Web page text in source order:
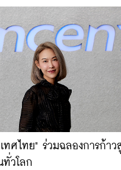
ทศไทย" ร่วมฉลองการก้า
ทั่วโลก